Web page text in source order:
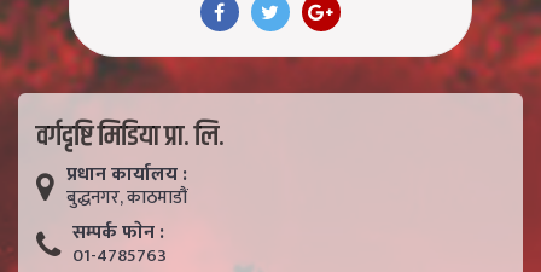
वर्गदृष्टि मिडिया प्रा. लि.
प्रधान कार्यालय :
बुद्धनगर, काठमाडाैं
सम्पर्क फाेन :
01-4785763